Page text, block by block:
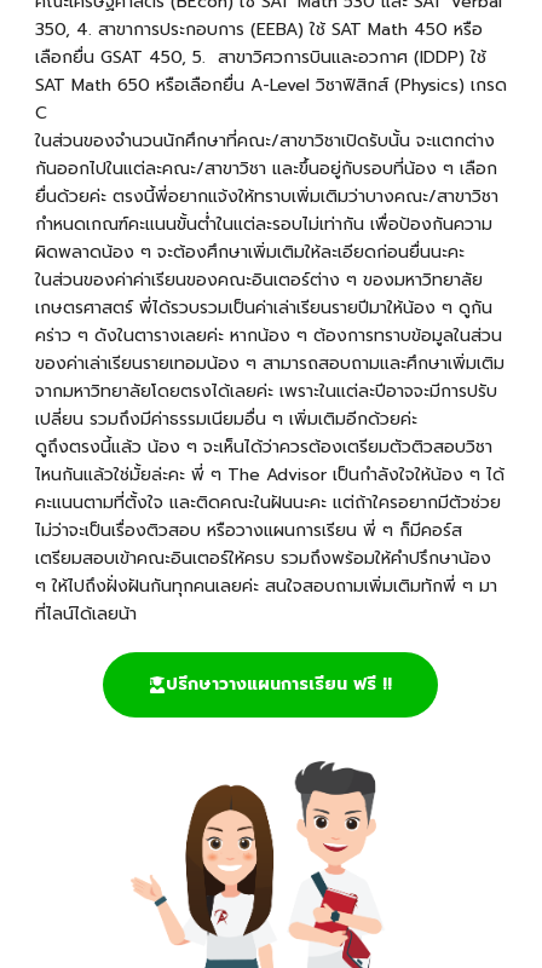
350, 4. สาขาการประกอบการ (EEBA) ใช้ SAT Math 450 หรือ
เลือกยื่น GSAT 450, 5. สาขาวิศวการบินและอวกาศ (IDDP) ใช้
SAT Math 650 หรือเลือกยื่น A-Level วิชาฟิสิกส์ (Physics) เกรด
C
ในส่วนของจำนวนนักศึกษาที่คณะ/สาขาวิชาเปิดรับนั้น จะแตกต่าง
กันออกไปในแต่ละคณะ/สาขาวิชา และขึ้นอยู่กับรอบที่น้อง ๆ เลือก
ยื่นด้วยค่ะ ตรงนี้พี่อยากแจ้งให้ทราบเพิ่มเติมว่าบางคณะ/สาขาวิชา
กำหนดเกณฑ์คะแนนขั้นต่ำในแต่ละรอบไม่เท่ากัน เพื่อป้องกันความ
ผิดพลาดน้อง ๆ จะต้องศึกษาเพิ่มเติมให้ละเอียดก่อนยื่นนะคะ
ในส่วนของค่าค่าเรียนของคณะอินเตอร์ต่าง ๆ ของมหาวิทยาลัย
เกษตรศาสตร์ พี่ได้รวบรวมเป็นค่าเล่าเรียนรายปีมาให้น้อง ๆ ดูกัน
คร่าว ๆ ดังในตารางเลยค่ะ หากน้อง ๆ ต้องการทราบข้อมูลในส่วน
ของค่าเล่าเรียนรายเทอมน้อง ๆ สามารถสอบถามและศึกษาเพิ่มเติม
จากมหาวิทยาลัยโดยตรงได้เลยค่ะ เพราะในแต่ละปีอาจจะมีการปรับ
เปลี่ยน รวมถึงมีค่าธรรมเนียมอื่น ๆ เพิ่มเติมอีกด้วยค่ะ
ดูถึงตรงนี้แล้ว น้อง ๆ จะเห็นได้ว่าควรต้องเตรียมตัวติวสอบวิชา
ไหนกันแล้วใช่มั้ยล่ะคะ พี่ ๆ The Advisor เป็นกำลังใจให้น้อง ๆ ได้
คะแนนตามที่ตั้งใจ และติดคณะในฝันนะคะ แต่ถ้าใครอยากมีตัวช่วย
ไม่ว่าจะเป็นเรื่องติวสอบ หรือวางแผนการเรียน พี่ ๆ ก็มีคอร์ส
เตรียมสอบเข้าคณะอินเตอร์ให้ครบ รวมถึงพร้อมให้คำปรึกษาน้อง
ๆ ให้ไปถึงฝั่งฝันกันทุกคนเลยค่ะ สนใจสอบถามเพิ่มเติมทักพี่ ๆ มา
ที่ไลน์ได้เลยน้า
ปรึกษาวางแผนการเรียน ฟรี !!